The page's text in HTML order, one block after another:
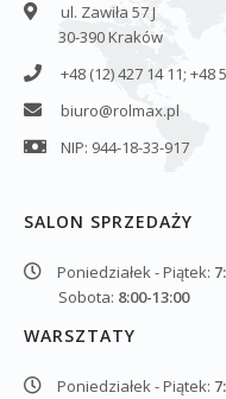
ul. Zawiła 57 J
30-390 Kraków
+48 (12) 427 14 11; +48
biuro@rolmax.pl
NIP: 944-18-33-917
SALON SPRZEDAŻY
Poniedziałek - Piątek:
Sobota: 8:00-13:00
WARSZTATY
Poniedziałek - Piątek: